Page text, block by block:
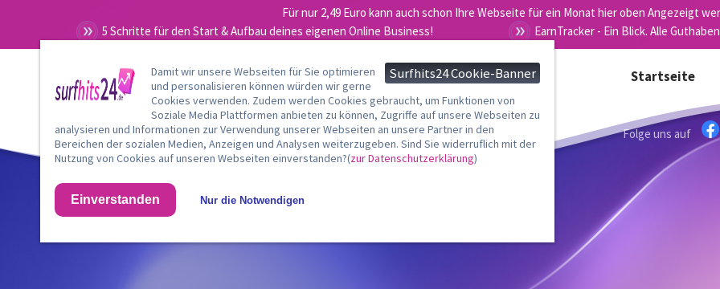
Startseite
Folge uns auf
Surfhits24 Cookie-Banner
Damit wir unsere Webseiten für Sie optimieren
und personalisieren können würden wir gerne
Cookies verwenden. Zudem werden Cookies gebraucht, um Funktionen von
Soziale Media Plattformen anbieten zu können, Zugriffe auf unsere Webseiten zu
analysieren und Informationen zur Verwendung unserer Webseiten an unsere Partner in den
Bereichen der sozialen Medien, Anzeigen und Analysen weiterzugeben. Sind Sie widerruflich mit der
Nutzung von Cookies auf unseren Webseiten einverstanden?(zur Datenschutzerklärung)
Einverstanden Nur die Notwendigen
Für nur 2,49 Euro kann auch schon Ihre Webseite für ein Monat hier oben Angezeigt
5 Schritte für den Start & Aufbau deines eigenen Online Business!
EarnTracker - Ein Blick. Alle